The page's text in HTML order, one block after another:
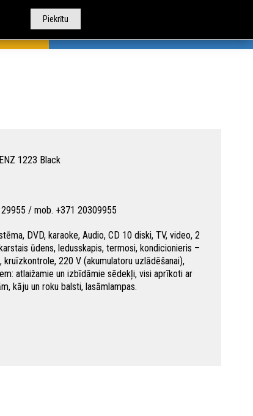
NOMA CITI PAKALPOJUMI
1223 Black
/ mob. +371 20309955
DVD, karaoke, Audio, CD 10 diski, TV, video, 2
ūdens, ledusskapis, termosi, kondicionieris –
kruīzkontrole, 220 V (akumulatoru uzlādēšanai),
atlaižamie un izbīdāmie sēdekļi, visi aprīkoti ar
kāju un roku balsti, lasāmlampas.
Piekrītu